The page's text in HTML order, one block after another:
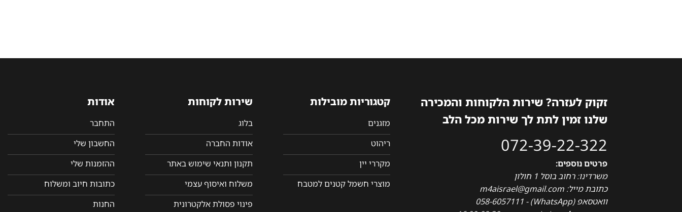
זקוק לעזרה? שירות הלקוחות והמכירה
שלנו זמין לתת לך שירות מכל הלב
072-39-22-322
פרטים נוספים:
משרדינו: רחוב בוסל 1 חולון
כתובת מייל: m4aisrael@gmail.com
וואטסאפ (WhatsApp) - 058-6057111
קטגוריות מובילות
מזגנים
ריהוט
מקררי יין
מוצרי חשמל קטנים למטבח
שירות לקוחות
בלוג
אודות החברה
תקנון ותנאי שימוש באתר
משלוח ואיסוף עצמי
פינוי פסולת אלקטרונית
אודות
התחבר
החשבון שלי
ההזמנות שלי
כתובות חיוב ומשלוח
החנות